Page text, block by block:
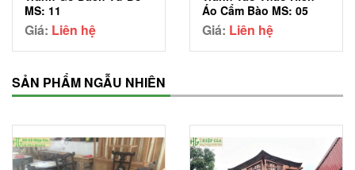
MS: 11
Giá: Liên hệ
Áo Cẩm Bào MS: 05
Giá: Liên hệ
SẢN PHẨM NGẪU NHIÊN